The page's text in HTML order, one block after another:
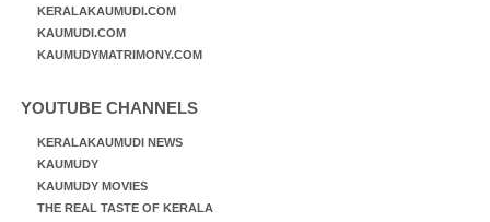
KERALAKAUMUDI.COM
KAUMUDI.COM
KAUMUDYMATRIMONY.COM
YOUTUBE CHANNELS
KERALAKAUMUDI NEWS
KAUMUDY
KAUMUDY MOVIES
THE REAL TASTE OF KERALA